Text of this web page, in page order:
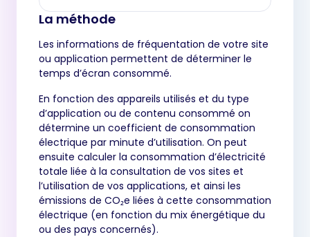
La méthode
Les informations de fréquentation de votre site
ou application permettent de déterminer le
temps d’écran consommé.
En fonction des appareils utilisés et du type
d’application ou de contenu consommé on
détermine un coefficient de consommation
électrique par minute d’utilisation. On peut
ensuite calculer la consommation d’électricité
totale liée à la consultation de vos sites et
l’utilisation de vos applications, et ainsi les
émissions de CO₂e liées à cette consommation
électrique (en fonction du mix énergétique du
ou des pays concernés).